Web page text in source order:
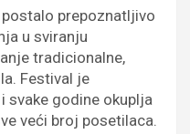
prepoznatljivo
u sviranju
tradicionalne,
Festival je
svake godine okuplja
veći broj posetilaca.